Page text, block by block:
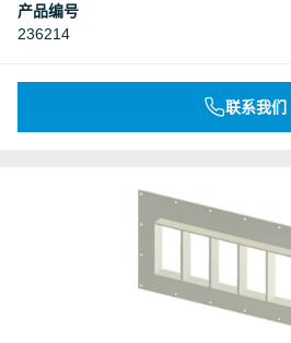
产品编号
236214
联系我们